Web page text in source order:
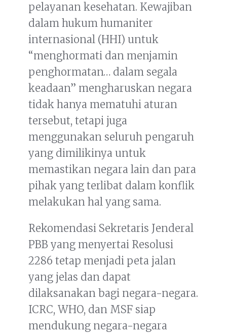
pelayanan kesehatan. Kewajiban
dalam hukum humaniter
internasional (HHI) untuk
“menghormati dan menjamin
penghormatan… dalam segala
keadaan” mengharuskan negara
tidak hanya mematuhi aturan
tersebut, tetapi juga
menggunakan seluruh pengaruh
yang dimilikinya untuk
memastikan negara lain dan para
pihak yang terlibat dalam konflik
melakukan hal yang sama.
Rekomendasi Sekretaris Jenderal
PBB yang menyertai Resolusi
2286 tetap menjadi peta jalan
yang jelas dan dapat
dilaksanakan bagi negara-negara.
ICRC, WHO, dan MSF siap
mendukung negara-negara